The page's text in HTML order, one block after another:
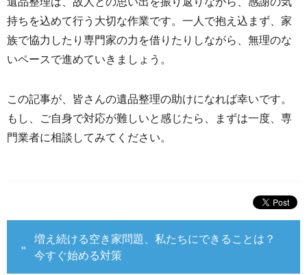
持ちを込めて行う大切な作業です。一人で抱え込まず、 家
族で協力したり専門家の力を借りたりしながら、 無理のな
いペースで進めていきましょう。
この記事が、皆さんの遺品整理の助けになれば幸いです。
もし、 ご自身で対応が難しいと感じたら、まずは一度、 専
門業者に相談してみてください。
増え続ける空き家問題、私たちにできることは？
今すぐ始める対策